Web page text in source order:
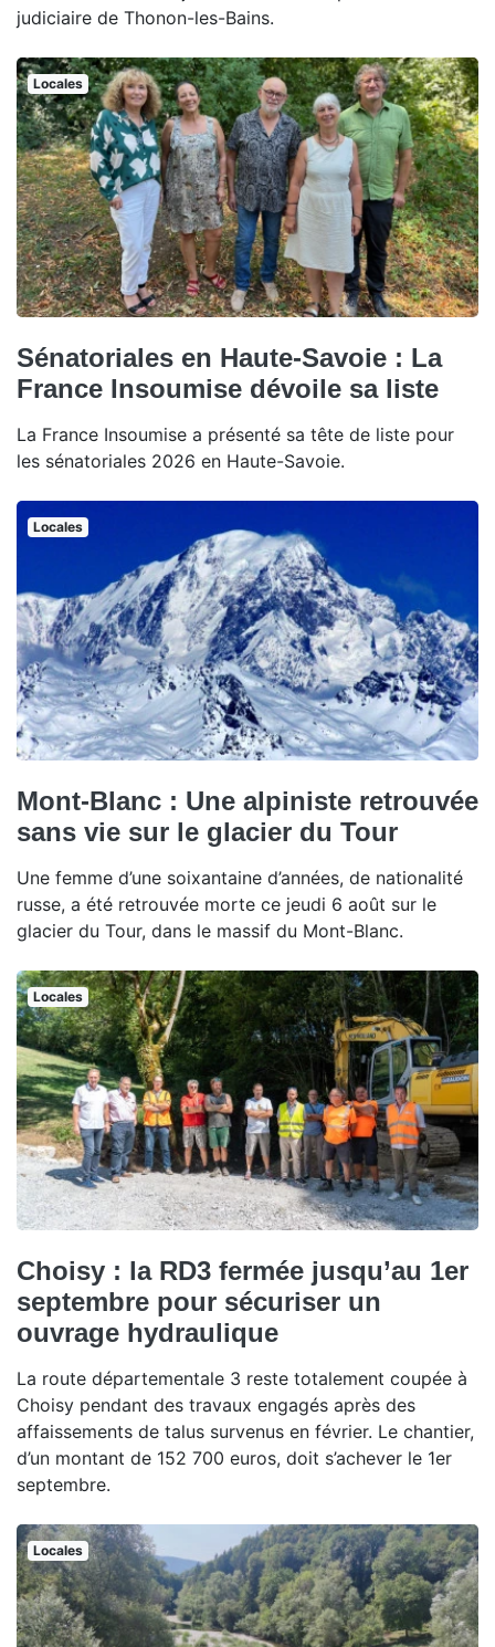
judiciaire de Thonon-les-Bains.
Locales
Sénatoriales en Haute-Savoie : La
France Insoumise dévoile sa liste
La France Insoumise a présenté sa tête de liste pour
les sénatoriales 2026 en Haute-Savoie.
Locales
Mont-Blanc : Une alpiniste retrouvée
sans vie sur le glacier du Tour
Une femme d’une soixantaine d’années, de nationalité
russe, a été retrouvée morte ce jeudi 6 août sur le
glacier du Tour, dans le massif du Mont-Blanc.
Locales
Choisy : la RD3 fermée jusqu’au 1er
septembre pour sécuriser un
ouvrage hydraulique
La route départementale 3 reste totalement coupée à
Choisy pendant des travaux engagés après des
affaissements de talus survenus en février. Le chantier,
d’un montant de 152 700 euros, doit s’achever le 1er
septembre.
Locales